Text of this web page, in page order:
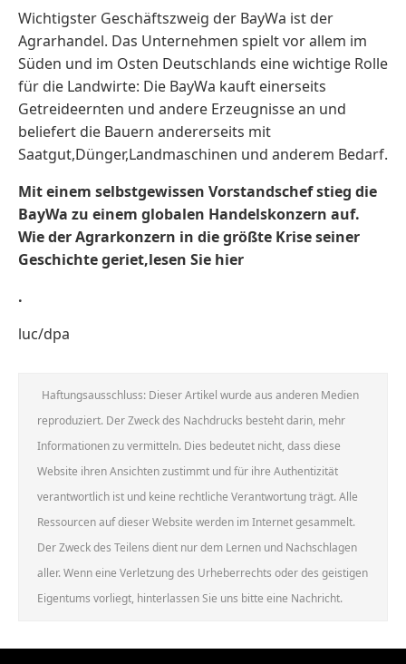
Wichtigster Geschäftszweig der BayWa ist der
Agrarhandel. Das Unternehmen spielt vor allem im
Süden und im Osten Deutschlands eine wichtige Rolle
für die Landwirte: Die BayWa kauft einerseits
Getreideernten und andere Erzeugnisse an und
beliefert die Bauern andererseits mit
Saatgut,Dünger,Landmaschinen und anderem Bedarf.
Mit einem selbstgewissen Vorstandschef stieg die
BayWa zu einem globalen Handelskonzern auf.
Wie der Agrarkonzern in die größte Krise seiner
Geschichte geriet,lesen Sie hier
.
luc/dpa
Haftungsausschluss: Dieser Artikel wurde aus anderen Medien
reproduziert. Der Zweck des Nachdrucks besteht darin, mehr
Informationen zu vermitteln. Dies bedeutet nicht, dass diese
Website ihren Ansichten zustimmt und für ihre Authentizität
verantwortlich ist und keine rechtliche Verantwortung trägt. Alle
Ressourcen auf dieser Website werden im Internet gesammelt.
Der Zweck des Teilens dient nur dem Lernen und Nachschlagen
aller. Wenn eine Verletzung des Urheberrechts oder des geistigen
Eigentums vorliegt, hinterlassen Sie uns bitte eine Nachricht.